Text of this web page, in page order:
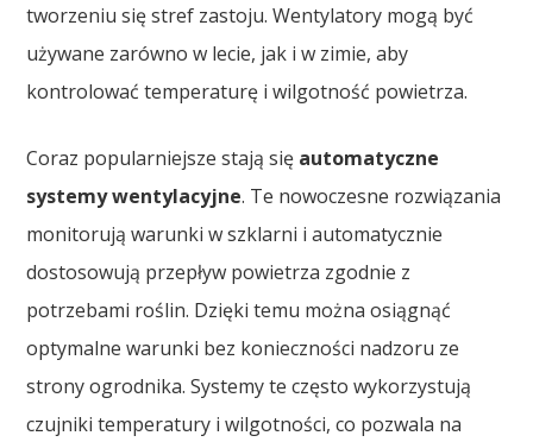
tworzeniu się stref zastoju. Wentylatory mogą być
używane zarówno w lecie, jak i w zimie, aby
kontrolować temperaturę i wilgotność powietrza.
Coraz popularniejsze stają się automatyczne
systemy wentylacyjne. Te nowoczesne rozwiązania
monitorują warunki w szklarni i automatycznie
dostosowują przepływ powietrza zgodnie z
potrzebami roślin. Dzięki temu można osiągnąć
optymalne warunki bez konieczności nadzoru ze
strony ogrodnika. Systemy te często wykorzystują
czujniki temperatury i wilgotności, co pozwala na